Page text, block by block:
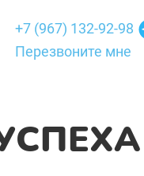
+7 (967) 132-92-98
Перезвоните мне